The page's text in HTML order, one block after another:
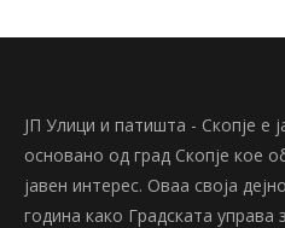
ЈП Улици и патишта - Скопје е
основано од град Скопје кое
јавен интерес. Оваа своја
година како Градската управа